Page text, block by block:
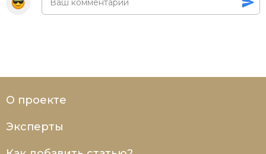
О проекте
Эксперты